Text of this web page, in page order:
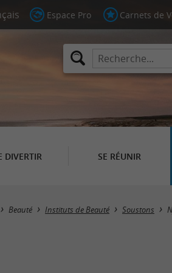
Espace Pro Carnets de
DIVERTIR SE RÉUNIR
Beauté Instituts de Beauté Soustons